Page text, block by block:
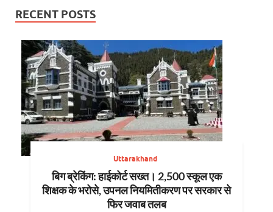
RECENT POSTS
Uttarakhand
बिग ब्रेकिंग: हाईकोर्ट सख्त। 2,500 स्कूल एक
शिक्षक के भरोसे, उपनल नियमितीकरण पर सरकार से
फिर जवाब तलब